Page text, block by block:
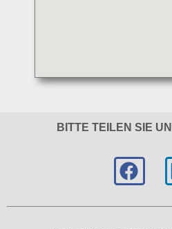
BITTE TEILEN SIE